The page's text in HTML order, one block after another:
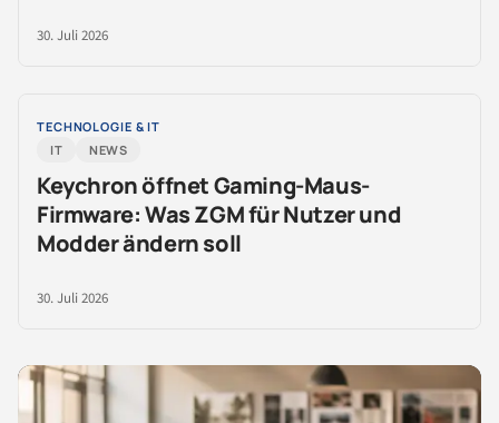
30. Juli 2026
TECHNOLOGIE & IT
IT
NEWS
Keychron öffnet Gaming-Maus-
Firmware: Was ZGM für Nutzer und
Modder ändern soll
30. Juli 2026